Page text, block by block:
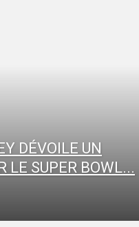
DÉVOILE UN
LE SUPER BOWL...